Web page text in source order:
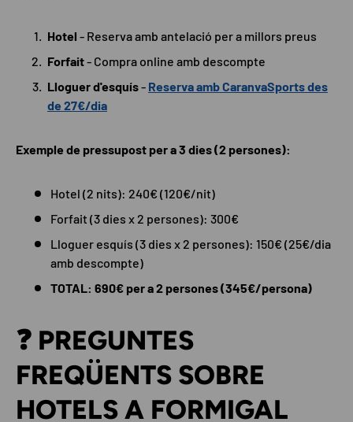
Hotel - Reserva amb antelació per a millors preus
Forfait- Compra online amb descompte
Lloguer d'esquís- Reserva amb CaranvaSports des
de 27€/dia
Exemple de pressupost per a 3 dies (2 persones):
Hotel (2 nits): 240€ (120€/nit)
Forfait (3 dies x 2 persones): 300€
Lloguer esquís (3 dies x 2 persones): 150€ (25€/dia
amb descompte)
TOTAL: 690€ per a 2 persones (345€/persona)
❓ PREGUNTES
FREQÜENTS SOBRE
HOTELS A FORMIGAL